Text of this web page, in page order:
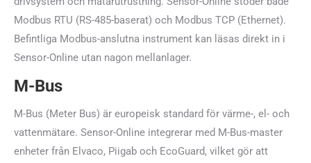
Modbus RTU (RS-485-baserat) och Modbus TCP (Ethernet).
Befintliga Modbus-anslutna instrument kan läsas direkt in i
Sensor-Online utan nagon mellanlager.
M-Bus
M-Bus (Meter Bus) är europeisk standard för värme-, el- och
vattenmätare. Sensor-Online integrerar med M-Bus-master
enheter från Elvaco, Piigab och EcoGuard, vilket gör att